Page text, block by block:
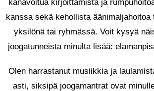
kanavoitua kirjoittamista ja
kanssa sekä kehollista äänimaljahoitoa
yksilönä tai ryhmässä. Voit kysyä
joogatunneista minulta lisää:
Olen harrastanut musiikkia ja
asti, siksipä joogamantrat ovat